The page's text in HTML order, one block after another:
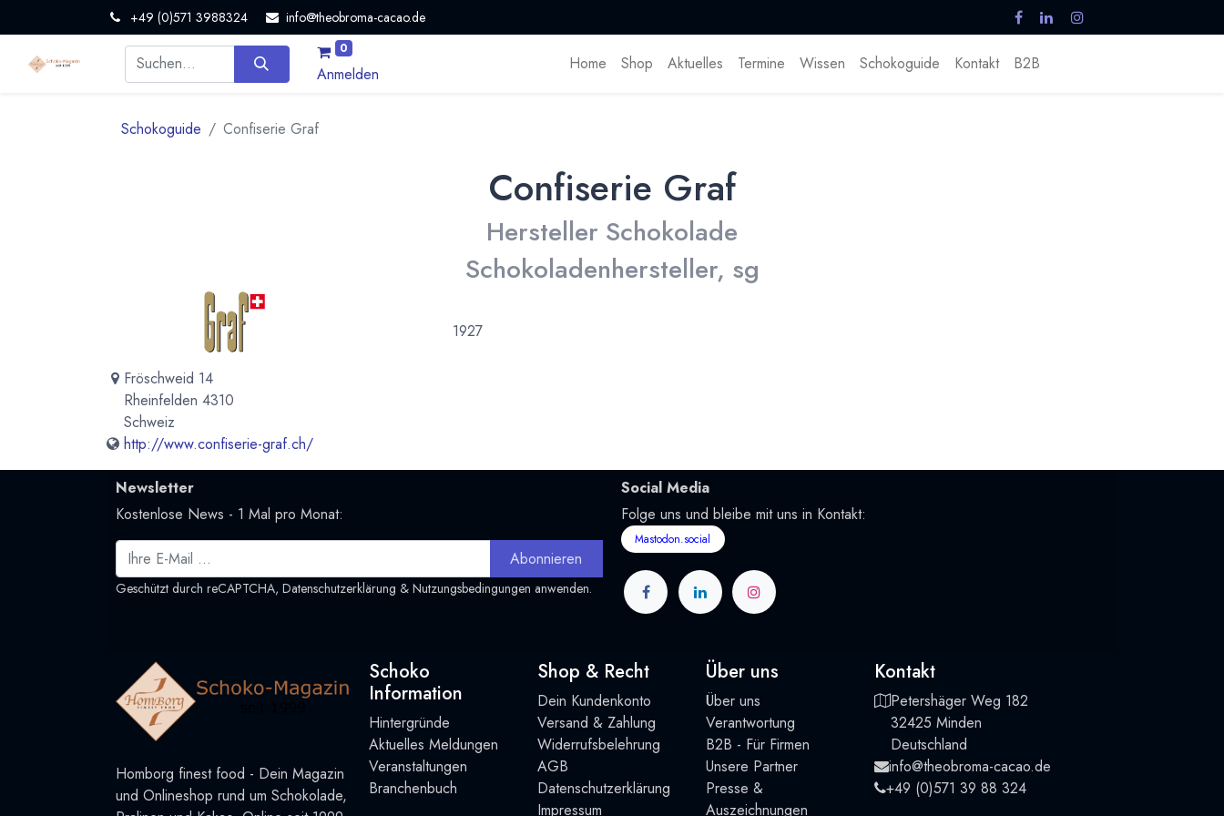
+49 (0)571 3988324 info@theobroma-cacao.de
0
Anmelden
Home Shop Aktuelles Termine Wissen Schokoguide Kontakt B2B
Schokoguide Confiserie Graf
Confiserie Graf
Hersteller Schokolade
Schokoladenhersteller, sg
Fröschweid 14
Rheinfelden 4310
Schweiz
http://www.confiserie-graf.ch/
1927
Newsletter
Kostenlose News - 1 Mal pro Monat:
Abonnieren
Geschützt durch reCAPTCHA, Datenschutzerklärung & Nutzungsbedingungen anwenden.
Social Media
Folge uns und bleibe mit uns in Kontakt:
Mastodon.social
Schoko
Information
Hintergründe
Aktuelles Meldungen
Veranstaltungen
Branchenbuch
Shop & Recht
Dein Kundenkonto
Versand & Zahlung
Widerrufsbelehrung
AGB
Datenschutzerklärung
Impressum
Über uns
Über uns
Verantwortung
B2B - Für Firmen
Unsere Partner
Presse &
Auszeichnungen
Kontakt
Petershäger Weg 182
32425 Minden
Deutschland
info@theobroma-cacao.de
+49 (0)571 39 88 324
Homborg finest food - Dein Magazin
und Onlineshop rund um Schokolade,